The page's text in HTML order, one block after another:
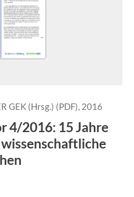
GEK (Hrsg.) (PDF), 2016
4/2016: 15 Jahre